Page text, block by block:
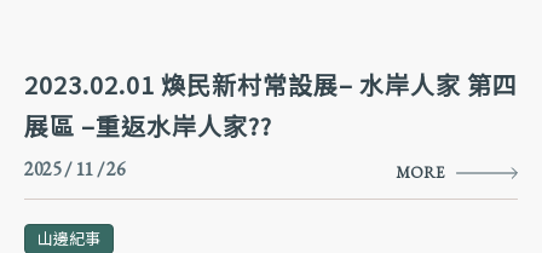
2023.02.01 煥民新村常設展– 水岸人家 第四
展區 –重返水岸人家??
MORE
2025 / 11 / 26
山邊紀事